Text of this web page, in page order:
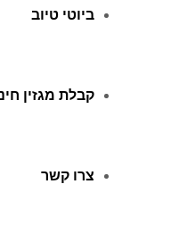
ביוטי טיוב
קבלת מגזין
צרו קשר